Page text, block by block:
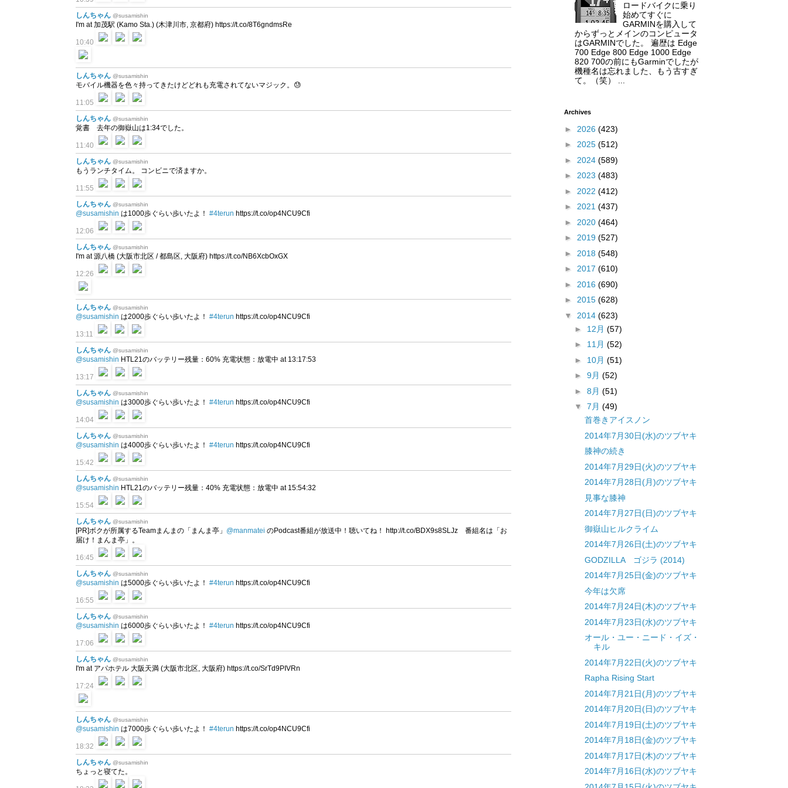
しんちゃん @susamishin
I'm at 加茂駅 (Kamo Sta.) (木津川市, 京都府) https://t.co/8T6gndmsRe
10:40
しんちゃん @susamishin
モバイル機器を色々持ってきたけどどれも充電されてないマジック。😓
11:05
しんちゃん @susamishin
覚書 去年の御嶽山は1:34でした。
11:40
しんちゃん @susamishin
もうランチタイム。 コンビニで済ますか。
11:55
しんちゃん @susamishin
@susamishin は1000歩ぐらい歩いたよ！ #4terun https://t.co/op4NCU9Cfi
12:06
しんちゃん @susamishin
I'm at 源八橋 (大阪市北区 / 都島区, 大阪府) https://t.co/NB6XcbOxGX
12:26
しんちゃん @susamishin
@susamishin は2000歩ぐらい歩いたよ！ #4terun https://t.co/op4NCU9Cfi
13:11
しんちゃん @susamishin
@susamishin HTL21のバッテリー残量：60% 充電状態：放電中 at 13:17:53
13:17
しんちゃん @susamishin
@susamishin は3000歩ぐらい歩いたよ！ #4terun https://t.co/op4NCU9Cfi
14:04
しんちゃん @susamishin
@susamishin は4000歩ぐらい歩いたよ！ #4terun https://t.co/op4NCU9Cfi
15:42
しんちゃん @susamishin
@susamishin HTL21のバッテリー残量：40% 充電状態：放電中 at 15:54:32
15:54
しんちゃん @susamishin
[PR]ボクが所属するTeamまんまの「まんま亭」 @manmatei のPodcast番組が放送中！聴いてね！ http://t.co/BDX9s8SLJz 番組名は「お
届け！まんま亭」。
16:45
しんちゃん @susamishin
@susamishin は5000歩ぐらい歩いたよ！ #4terun https://t.co/op4NCU9Cfi
16:55
しんちゃん @susamishin
@susamishin は6000歩ぐらい歩いたよ！ #4terun https://t.co/op4NCU9Cfi
17:06
しんちゃん @susamishin
I'm at アパホテル 大阪天満 (大阪市北区, 大阪府) https://t.co/SrTd9PIVRn
17:24
しんちゃん @susamishin
@susamishin は7000歩ぐらい歩いたよ！ #4terun https://t.co/op4NCU9Cfi
18:32
しんちゃん @susamishin
ちょっと寝てた。
ロードバイクに乗り
始めてすぐに
GARMINを購入して
からずっとメインのコンピュータ
はGARMINでした。 遍歴は Edge
700 Edge 800 Edge 1000 Edge
820 700の前にもGarminでしたが
機種名は忘れました、もう古すぎ
て。（笑） ...
Archives
► 2026 (423)
► 2025 (512)
► 2024 (589)
► 2023 (483)
► 2022 (412)
► 2021 (437)
► 2020 (464)
► 2019 (527)
► 2018 (548)
► 2017 (610)
► 2016 (690)
► 2015 (628)
▼ 2014 (623)
► 12月 (57)
► 11月 (52)
► 10月 (51)
► 9月 (52)
► 8月 (51)
▼ 7月 (49)
首巻きアイスノン
2014年7月30日(水)のツブヤキ
膝神の続き
2014年7月29日(火)のツブヤキ
2014年7月28日(月)のツブヤキ
見事な膝神
2014年7月27日(日)のツブヤキ
御嶽山ヒルクライム
2014年7月26日(土)のツブヤキ
GODZILLA ゴジラ (2014)
2014年7月25日(金)のツブヤキ
今年は欠席
2014年7月24日(木)のツブヤキ
2014年7月23日(水)のツブヤキ
オール・ユー・ニード・イズ・
キル
2014年7月22日(火)のツブヤキ
Rapha Rising Start
2014年7月21日(月)のツブヤキ
2014年7月20日(日)のツブヤキ
2014年7月19日(土)のツブヤキ
2014年7月18日(金)のツブヤキ
2014年7月17日(木)のツブヤキ
2014年7月16日(水)のツブヤキ